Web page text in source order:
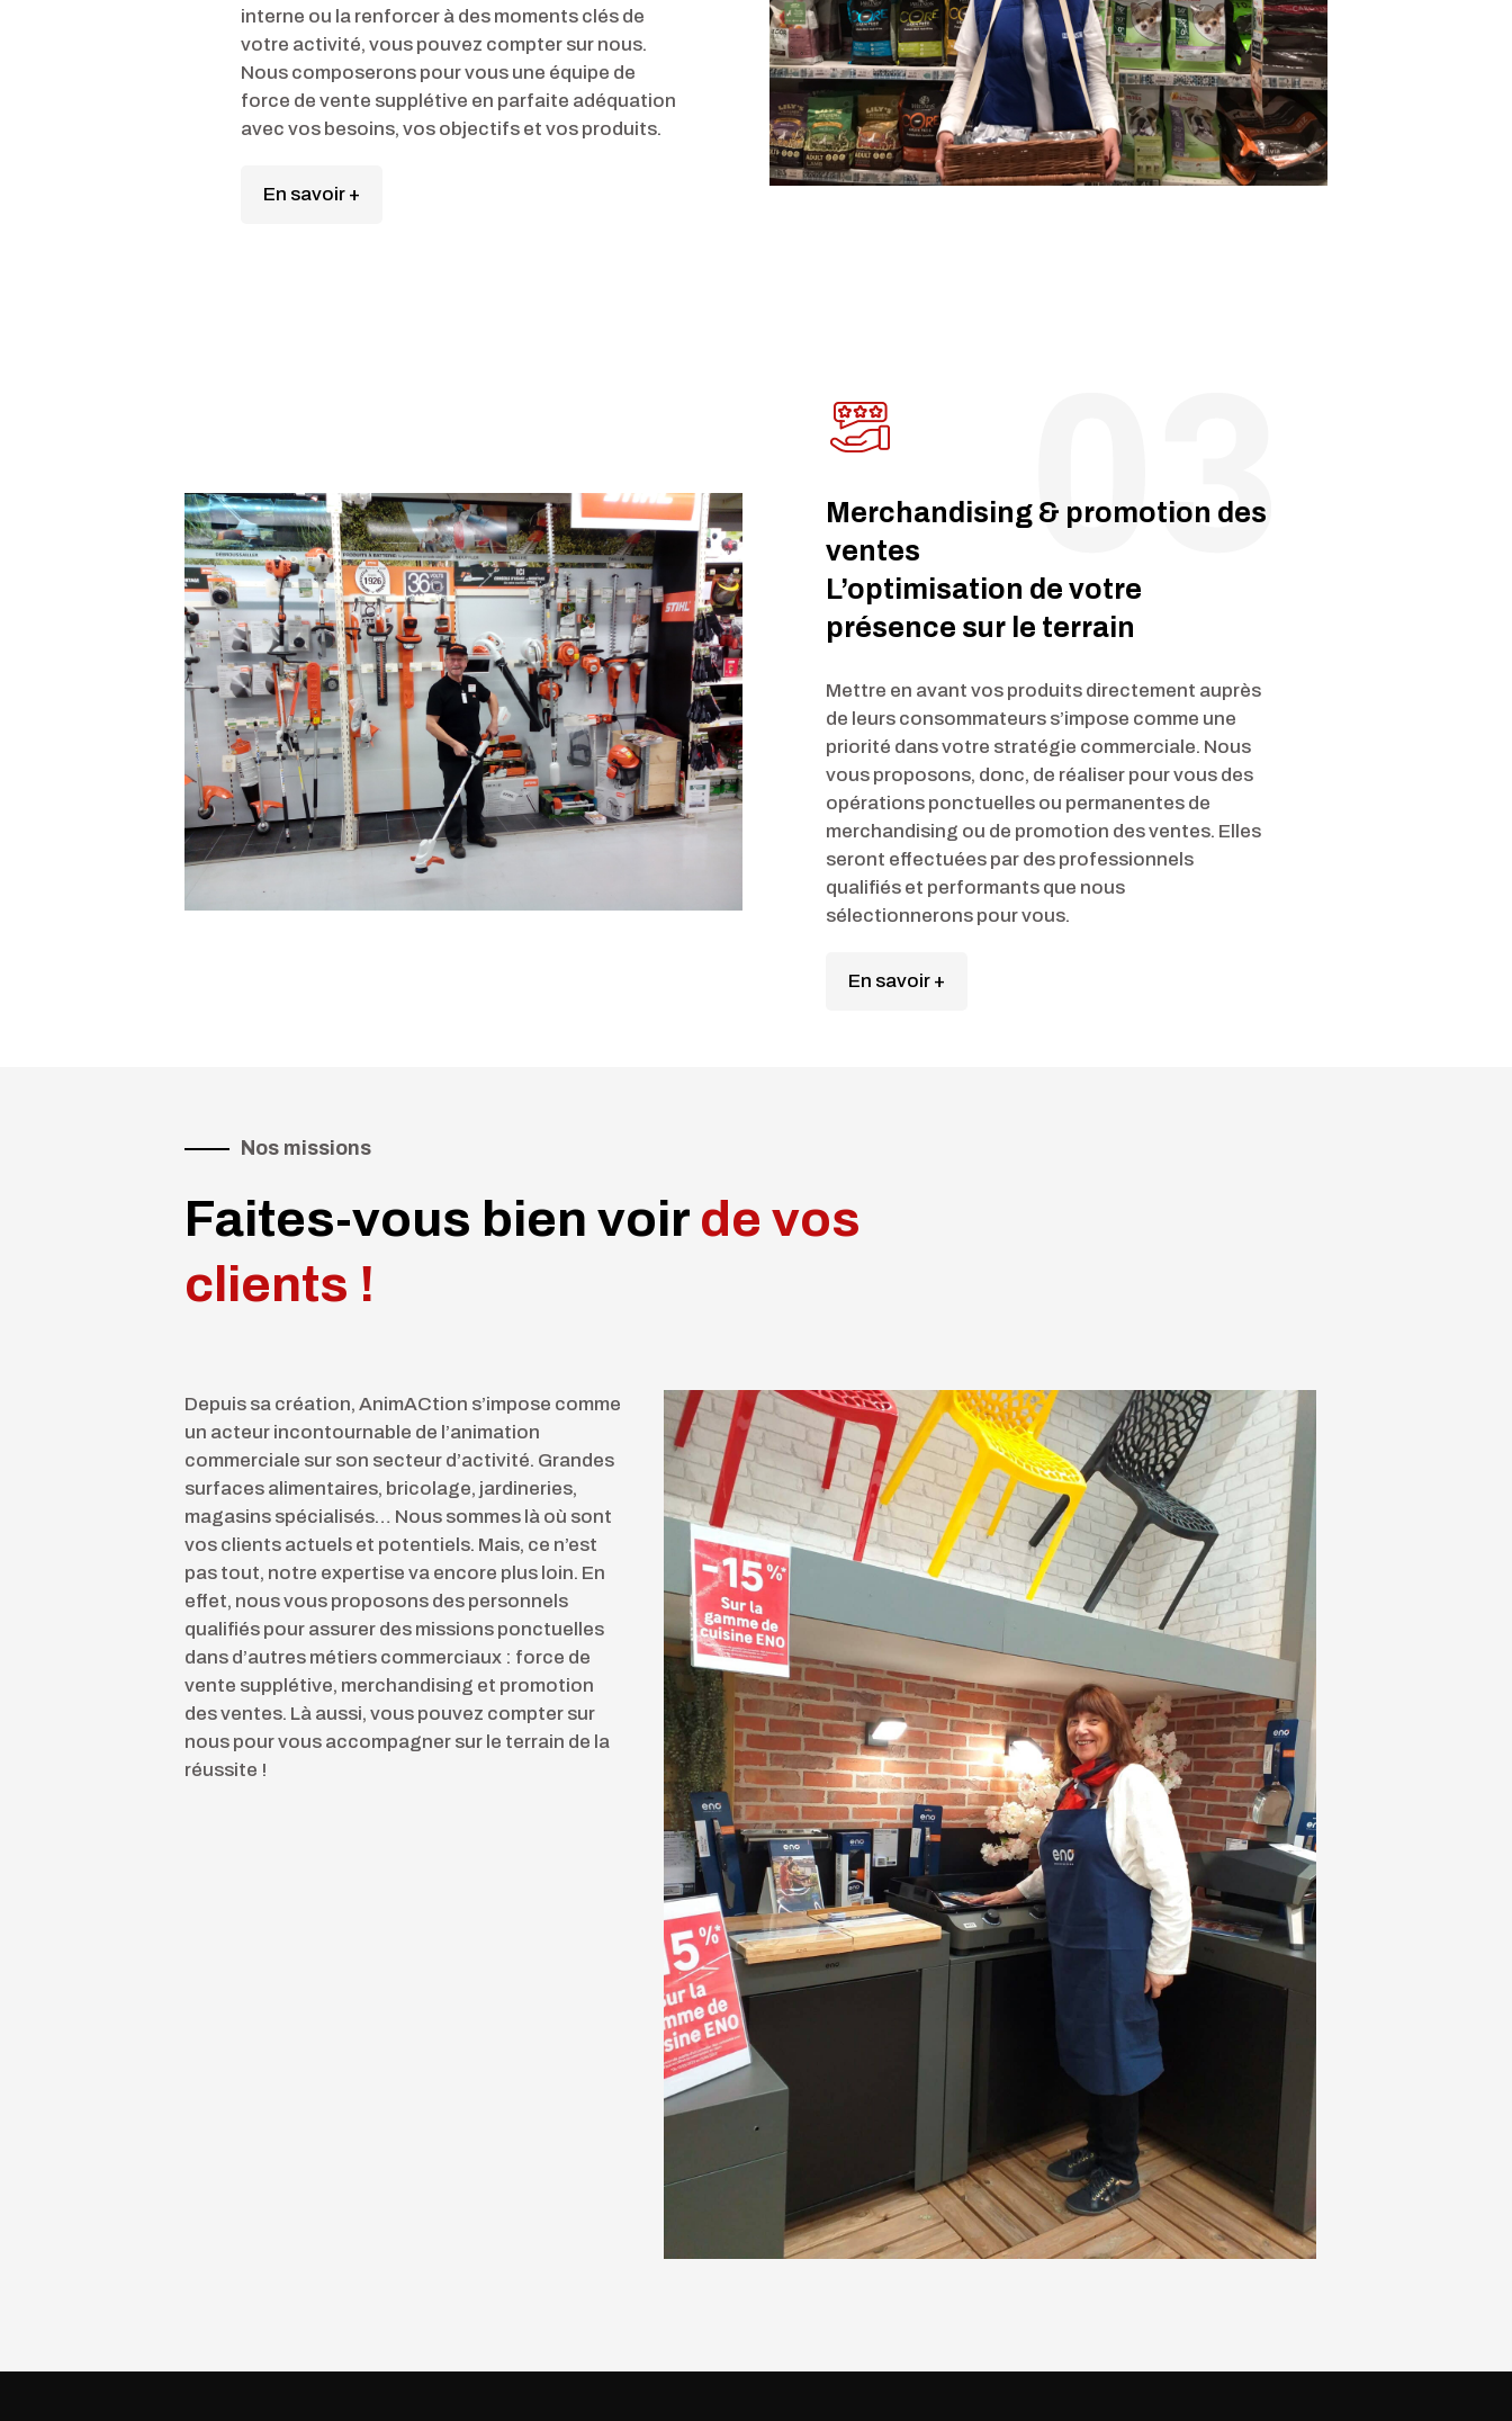
interne ou la renforcer à des moments clés de
votre activité, vous pouvez compter sur nous.
Nous composerons pour vous une équipe de
force de vente supplétive en parfaite adéquation
avec vos besoins, vos objectifs et vos produits.
En savoir +
Merchandising & promotion des
ventes
L’optimisation de votre
présence sur le terrain
Mettre en avant vos produits directement auprès
de leurs consommateurs s’impose comme une
priorité dans votre stratégie commerciale. Nous
vous proposons, donc, de réaliser pour vous des
opérations ponctuelles ou permanentes de
merchandising ou de promotion des ventes. Elles
seront effectuées par des professionnels
qualifiés et performants que nous
sélectionnerons pour vous.
En savoir +
Nos missions
Faites-vous bien voir de vos
clients !
Depuis sa création, AnimACtion s’impose comme
un acteur incontournable de l’animation
commerciale sur son secteur d’activité. Grandes
surfaces alimentaires, bricolage, jardineries,
magasins spécialisés… Nous sommes là où sont
vos clients actuels et potentiels. Mais, ce n’est
pas tout, notre expertise va encore plus loin. En
effet, nous vous proposons des personnels
qualifiés pour assurer des missions ponctuelles
dans d’autres métiers commerciaux : force de
vente supplétive, merchandising et promotion
des ventes. Là aussi, vous pouvez compter sur
nous pour vous accompagner sur le terrain de la
réussite !